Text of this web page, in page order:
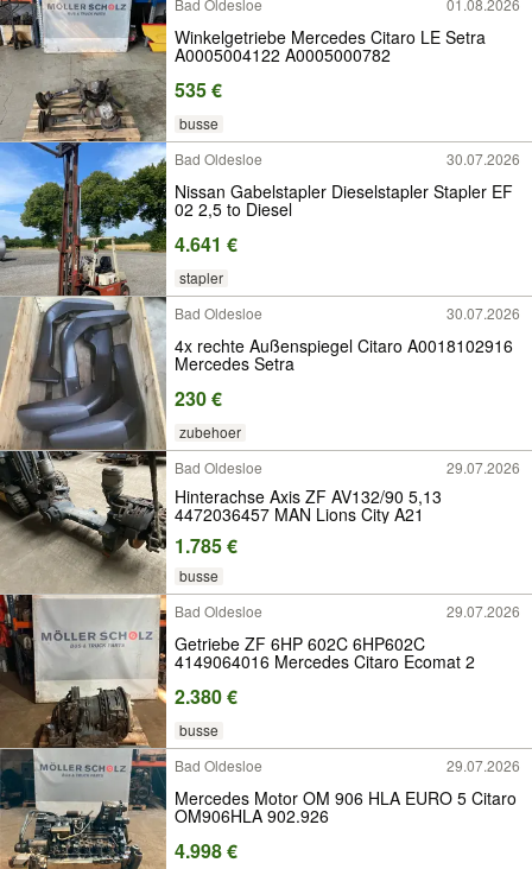
Bad Oldesloe 01.08.2026
Winkelgetriebe Mercedes Citaro LE Setra
A0005004122 A0005000782
535 €
busse
Bad Oldesloe
30.07.2026
Nissan Gabelstapler Dieselstapler Stapler EF
02 2,5 to Diesel
4.641 €
stapler
Bad Oldesloe
30.07.2026
4x rechte Außenspiegel Citaro A0018102916
Mercedes Setra
230 €
zubehoer
Bad Oldesloe
29.07.2026
Hinterachse Axis ZF AV132/90 5,13
4472036457 MAN Lions City A21
1.785 €
busse
Bad Oldesloe
29.07.2026
Getriebe ZF 6HP 602C 6HP602C
4149064016 Mercedes Citaro Ecomat 2
2.380 €
busse
Bad Oldesloe
29.07.2026
Mercedes Motor OM 906 HLA EURO 5 Citaro
OM906HLA 902.926
4.998 €